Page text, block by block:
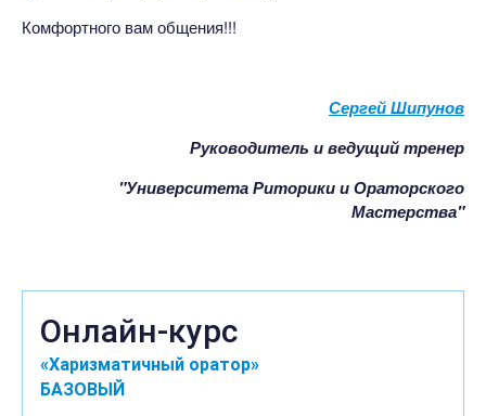
Комфортного вам общения!!!
Сергей Шипунов
Руководитель и ведущий тренер
"Университета Риторики иОраторского
Мастерства"
Онлайн-курс
«Харизматичный оратор»
БАЗОВЫЙ